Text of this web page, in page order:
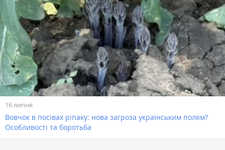
16 липня
Вовчок в посівах ріпаку: нова загроза українським полям?
Особливості та боротьба